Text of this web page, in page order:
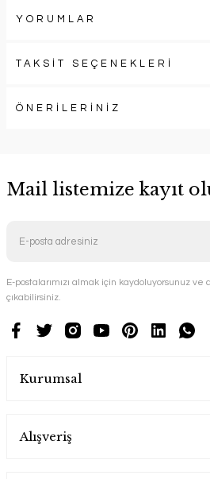
YORUMLAR
TAKSİT SEÇENEKLERİ
ÖNERİLERİNİZ
Mail listemize kayıt
E-postalarımızı almak için kaydoluyorsunuz
çıkabilirsiniz.
Kurumsal
Alışveriş